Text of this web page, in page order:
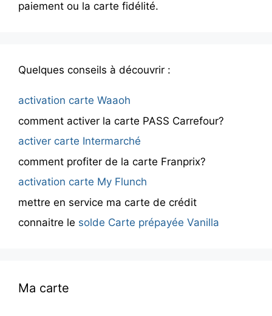
paiement ou la carte fidélité.
Quelques conseils à découvrir :
activation carte Waaoh
comment activer la carte PASS Carrefour?
activer carte Intermarché
comment profiter de la carte Franprix?
activation carte My Flunch
mettre en service ma carte de crédit
connaitre le solde Carte prépayée Vanilla
Ma carte